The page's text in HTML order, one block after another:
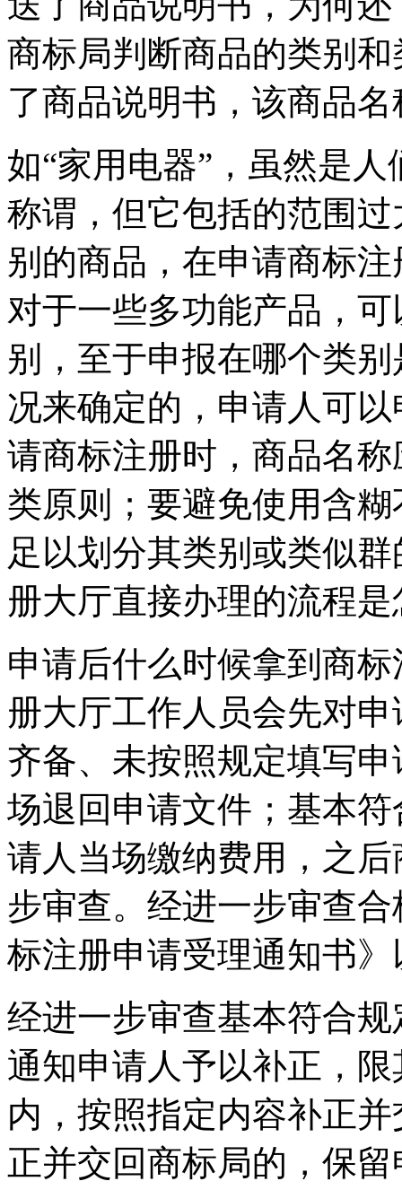
商标局判断商品的类别
了商品说明书，该商品
如“家用电器”，虽然是
称谓，但它包括的范围
别的商品，在申请商标
对于一些多功能产品，
别，至于申报在哪个类
况来确定的，申请人可
请商标注册时，商品名
类原则；要避免使用含
足以划分其类别或类似
册大厅直接办理的流程
申请后什么时候拿到商
册大厅工作人员会先对
齐备、未按照规定填写
场退回申请文件；基本
请人当场缴纳费用，之
步审查。经进一步审查
标注册申请受理通知书
经进一步审查基本符合
通知申请人予以补正，
内，按照指定内容补正
正并交回商标局的，保